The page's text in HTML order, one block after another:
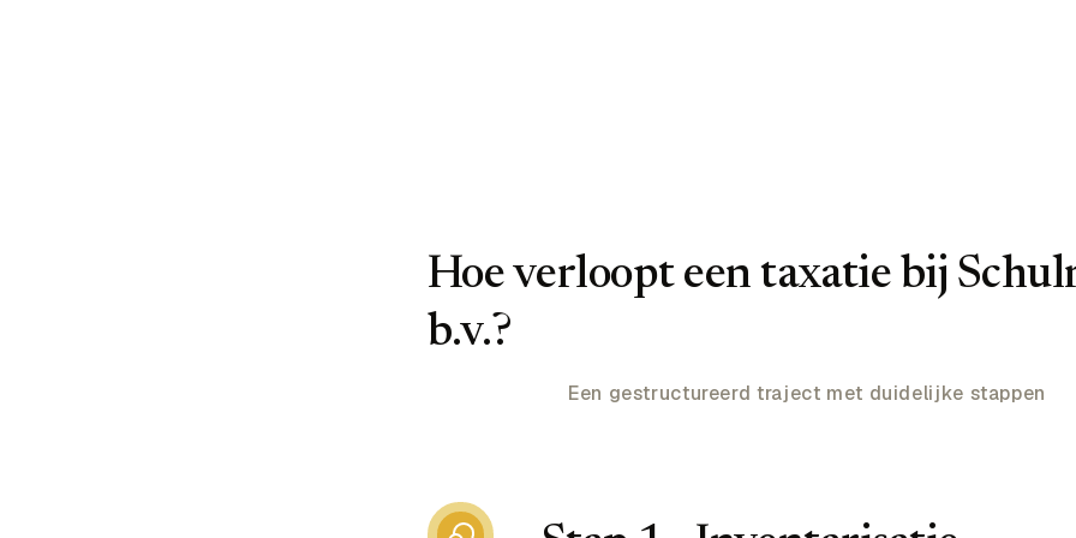
Hoe verloopt een taxatie bij
b.v.?
Een gestructureerd traject met duidelijke stappen